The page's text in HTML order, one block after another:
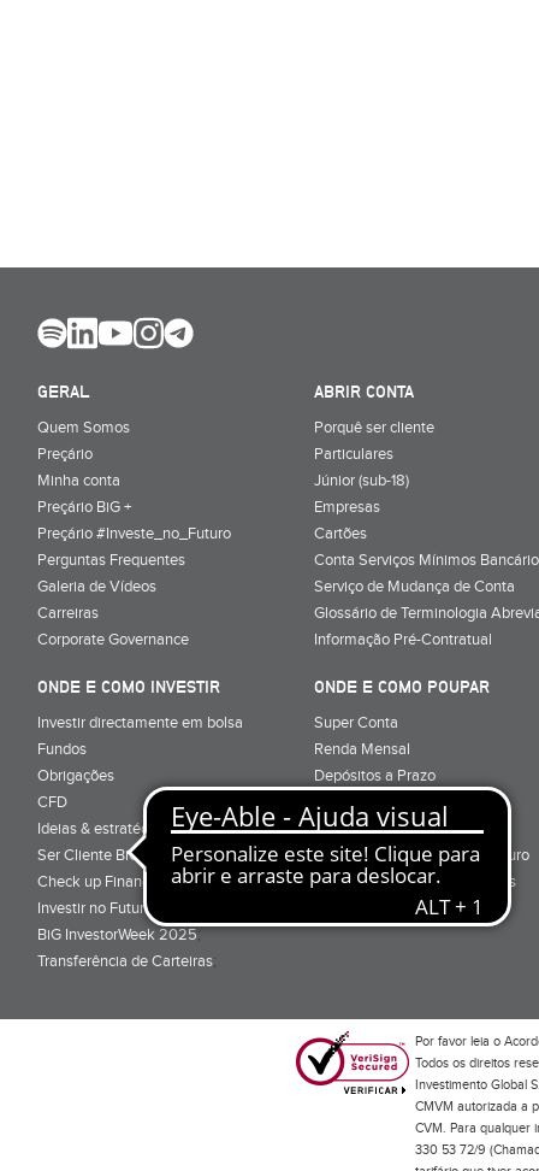
GERAL
Quem Somos
Preçário
Minha conta
Preçário BiG +
Preçário #Investe_no_Futuro
Perguntas Frequentes
Galeria de Vídeos
Carreiras
Corporate Governance
ABRIR CONTA
Porquê ser cliente
Particulares
Júnior (sub-18)
Empresas
Cartões
Conta Serviços Mínimos
Serviço de Mudança de Conta
Glossário de Terminologia
Informação Pré-Contratual
ONDE E COMO INVESTIR
Investir directamente em bolsa
Fundos
Obrigações
CFD
Ideias & estratégias para investir
Ser Cliente BiG
Check up Financeiro
Investir no Futuro
BiG InvestorWeek 2025;
Transferência de Carteiras;
ONDE E COMO POUPAR
Super Conta
Renda Mensal
Depósitos a Prazo
Super Depósito
Conta Poupança BiG Aforro
Certificados de Aforro e Tesouro
Direitos e Deveres - Depósitos
Por favor leia o
Todos os direitos
Investimento Global
CMVM autorizada a
CVM. Para qualquer
330 53 72/9